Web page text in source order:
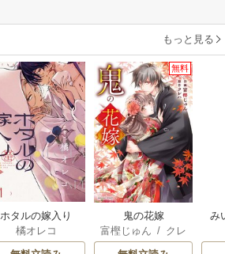
もっと見る
ホタルの嫁入り
橘オレコ
無料
鬼の花嫁
富樫じゅん / クレ
ハ
み